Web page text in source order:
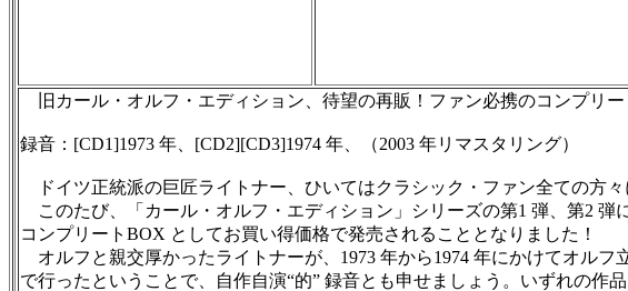
旧カール・オルフ・エディション、待望の再販！ファン必携のコンプリー
録音：[CD1]1973 年、[CD2][CD3]1974 年、（2003 年リマスタリング）
ドイツ正統派の巨匠ライトナー、ひいてはクラシック・ファン全ての方々
このたび、「カール・オルフ・エディション」シリーズの第1 弾、第2
コンプリートBOX としてお買い得価格で発売されることとなりました！
オルフと親交厚かったライトナーが、1973 年から1974 年にかけてオル
で行ったということで、自作自演“的” 録音とも申せましょう。いずれの